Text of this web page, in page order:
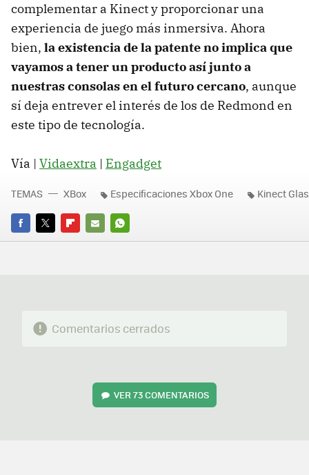
complementar a Kinect y proporcionar una
experiencia de juego más inmersiva. Ahora
bien, la existencia de la patente no implica que
vayamos a tener un producto así junto a
nuestras consolas en el futuro cercano, aunque
sí deja entrever el interés de los de Redmond en
este tipo de tecnología.
Vía | Vidaextra | Engadget
FACEBOOK
TWITTERFLIPBOARD
E-
WHATSAPP
TEMAS XBox Especificaciones Xbox One Kinect
Comentarios cerrados
VER 73 COMENTARIOS